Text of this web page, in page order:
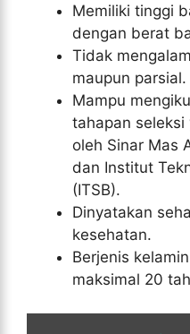
Memiliki tinggi
dengan berat
Tidak
maupun parsial.
Mampu
tahapan seleksi
oleh Sinar Mas
dan Institut
(ITSB).
Dinyatakan
kesehatan.
Berjenis
maksimal 20